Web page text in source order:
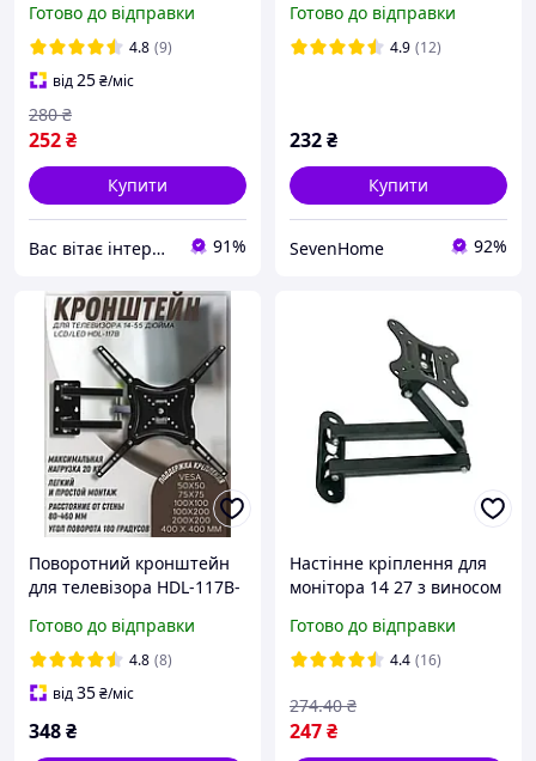
Кронштейн для ТВ/
Поворотне кріплення для
Готово до відправки
4.8 (9)
від25₴/міс
252₴
280 ₴
Купити
Вас вітає інтернет магазин SvetOn! 91%
Кронштейн для ТВ/
Поворотне кріплення для
Готово до відправки
4.9 (12)
232₴
Купити
SevenHome 92%
Поворотний кронштейн
для телевізора HDL-117B-
кріплення для ТВ і
монітора на стіну з
нахилом
Готово до відправки
4.8 (8)
від35₴/міс
348₴
Настінне кріплення для
монітора 14 27 з виносом
Кронштейн для ТВ/
Поворотне кріплення для
Готово до відправки
4.4 (16)
247₴
274.40 ₴